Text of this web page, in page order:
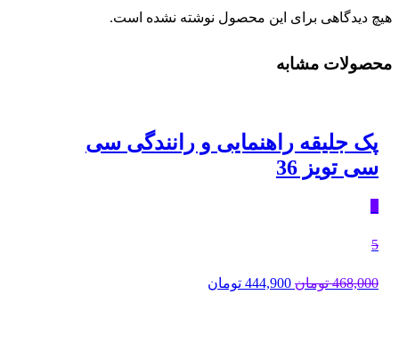
هیچ دیدگاهی برای این محصول نوشته نشده است.
محصولات مشابه
پک جلیقه راهنمایی و رانندگی سی
سی تویز 36
5
468,000 تومان قیمت
444,900 تومان